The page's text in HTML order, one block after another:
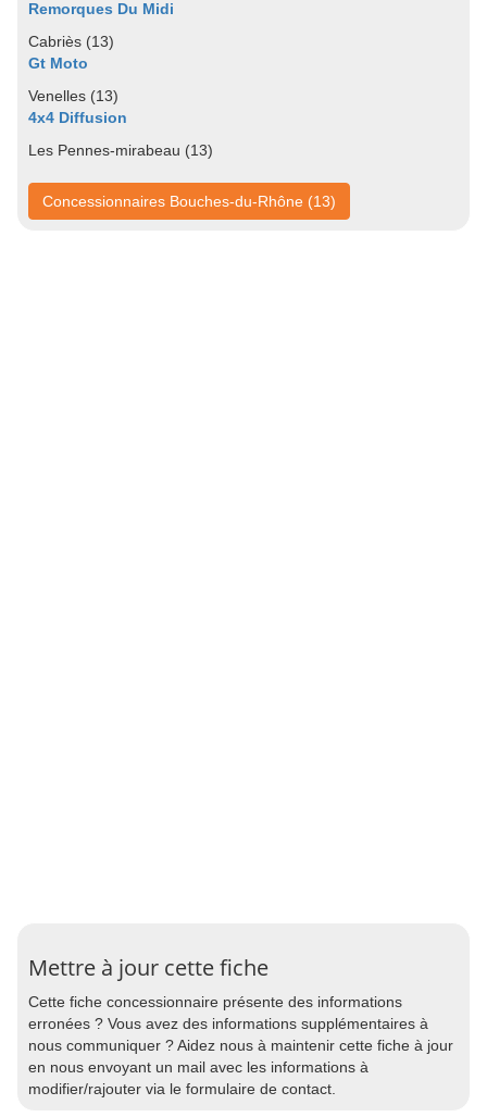
Remorques Du Midi
Cabriès (13)
Gt Moto
Venelles (13)
4x4 Diffusion
Les Pennes-mirabeau (13)
Concessionnaires Bouches-du-Rhône (13)
Mettre à jour cette fiche
Cette fiche concessionnaire présente des informations
erronées ? Vous avez des informations supplémentaires à
nous communiquer ? Aidez nous à maintenir cette fiche à jour
en nous envoyant un mail avec les informations à
modifier/rajouter via le formulaire de contact.